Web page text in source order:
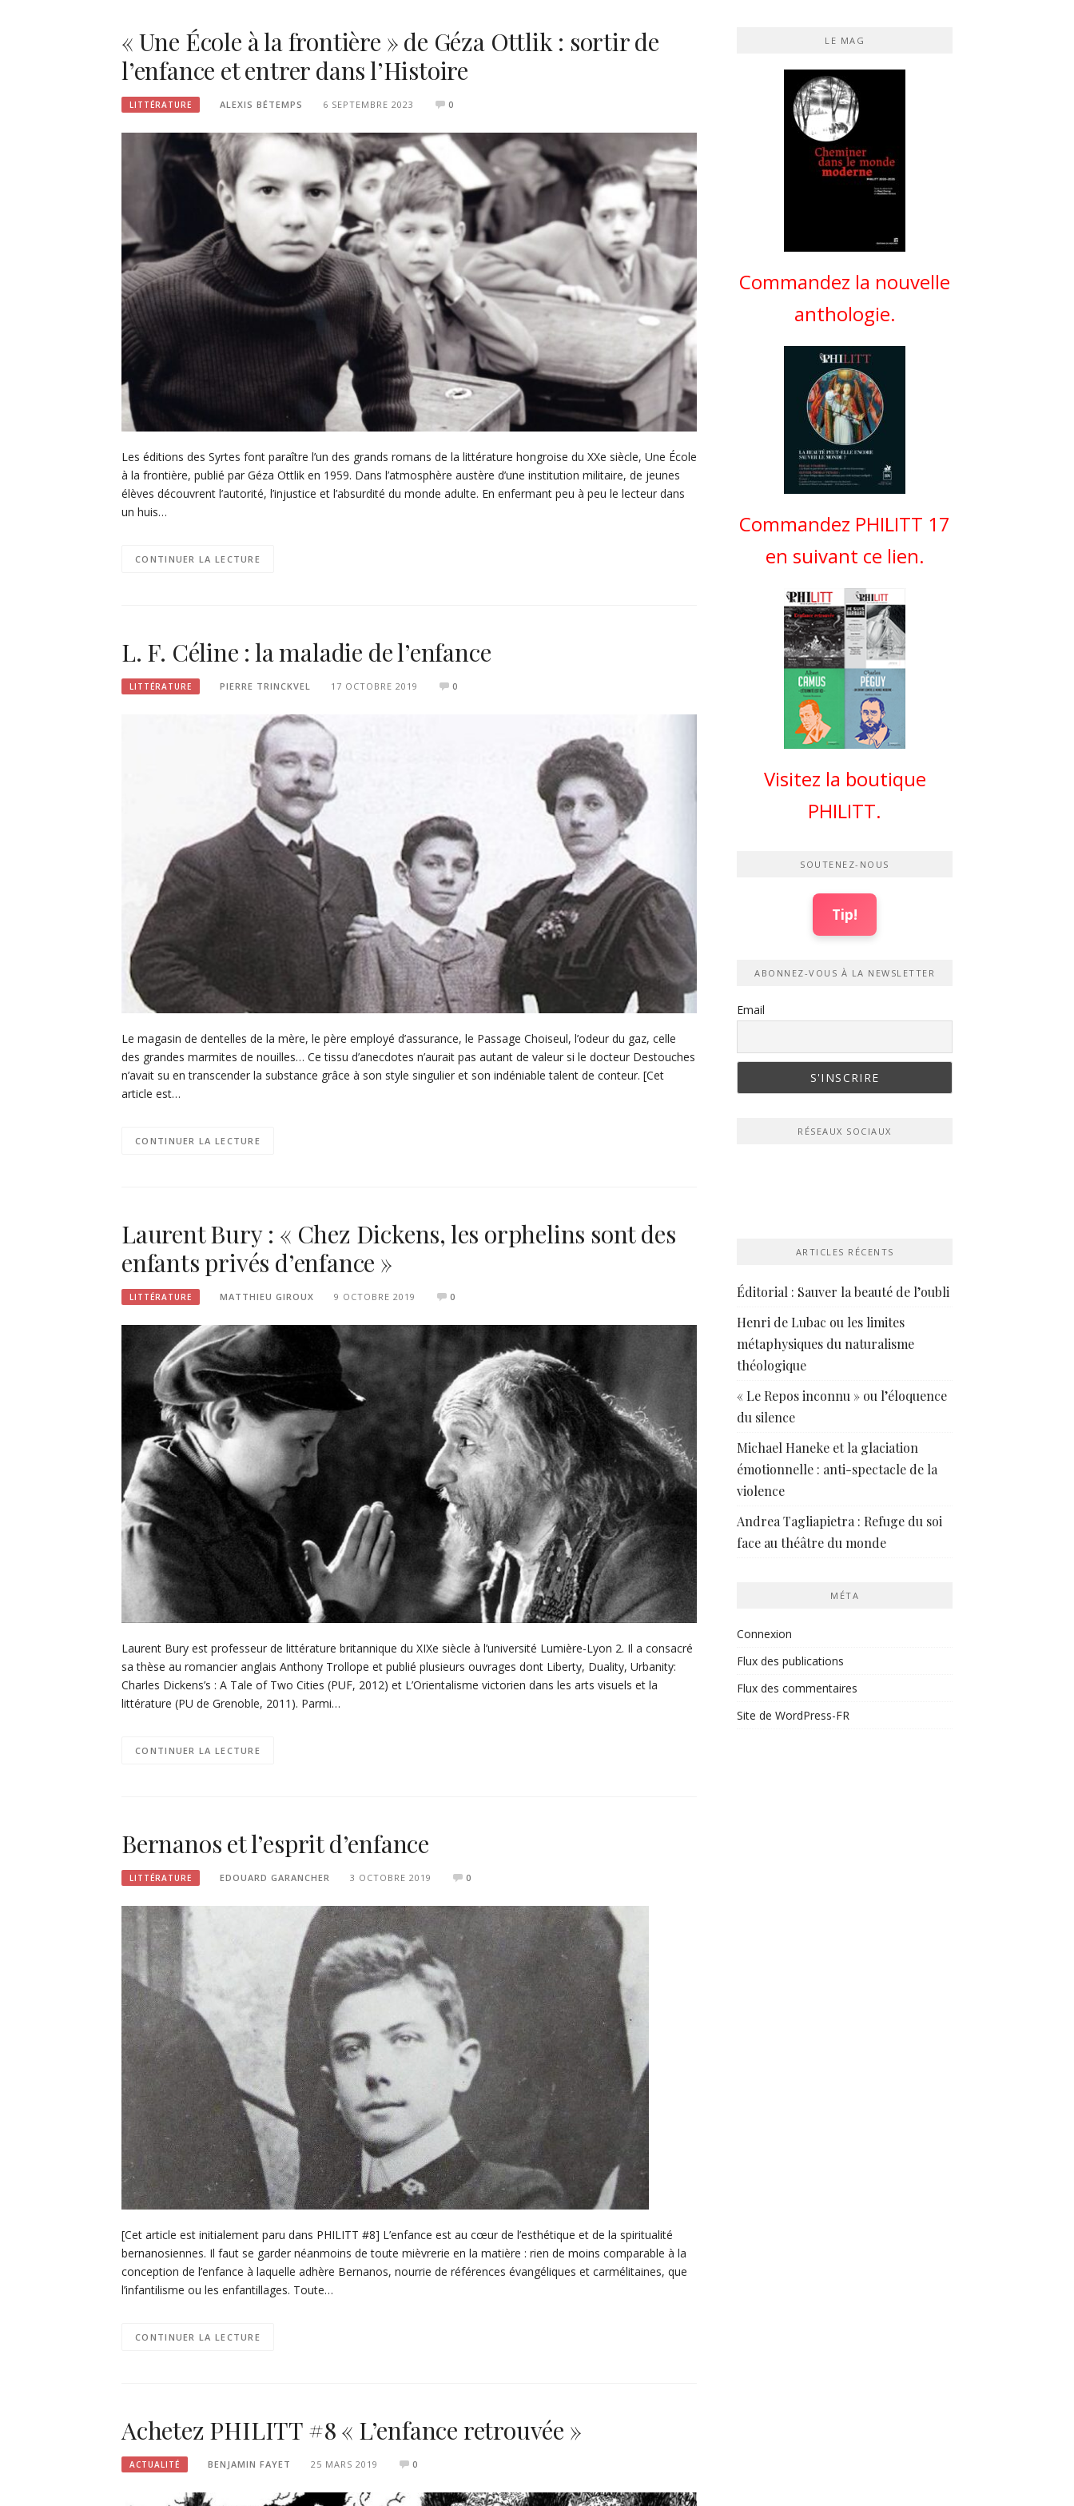
« Une École à la frontière » de Géza Ottlik : sortir de
l’enfance et entrer dans l’Histoire
LITTÉRATURE ALEXIS BÉTEMPS 6 SEPTEMBRE 2023 0
Les éditions des Syrtes font paraître l’un des grands romans de la littérature hongroise du XXe siècle, Une École
à la frontière, publié par Géza Ottlik en 1959. Dans l’atmosphère austère d’une institution militaire, de jeunes
élèves découvrent l’autorité, l’injustice et l’absurdité du monde adulte. En enfermant peu à peu le lecteur dans
un huis…
CONTINUER LA LECTURE
L. F. Céline : la maladie de l’enfance
LITTÉRATURE PIERRE TRINCKVEL 17 OCTOBRE 2019 0
Le magasin de dentelles de la mère, le père employé d’assurance, le Passage Choiseul, l’odeur du gaz, celle
des grandes marmites de nouilles… Ce tissu d’anecdotes n’aurait pas autant de valeur si le docteur Destouches
n’avait su en transcender la substance grâce à son style singulier et son indéniable talent de conteur. [Cet
article est…
CONTINUER LA LECTURE
Laurent Bury : « Chez Dickens, les orphelins sont des
enfants privés d’enfance »
LITTÉRATURE MATTHIEU GIROUX 9 OCTOBRE 2019 0
Laurent Bury est professeur de littérature britannique du XIXe siècle à l’université Lumière-Lyon 2. Il a consacré
sa thèse au romancier anglais Anthony Trollope et publié plusieurs ouvrages dont Liberty, Duality, Urbanity:
Charles Dickens’s : A Tale of Two Cities (PUF, 2012) et L’Orientalisme victorien dans les arts visuels et la
littérature (PU de Grenoble, 2011). Parmi…
CONTINUER LA LECTURE
Bernanos et l’esprit d’enfance
LITTÉRATURE EDOUARD GARANCHER 3 OCTOBRE 2019 0
[Cet article est initialement paru dans PHILITT #8] L’enfance est au cœur de l’esthétique et de la spiritualité
bernanosiennes. Il faut se garder néanmoins de toute mièvrerie en la matière : rien de moins comparable à la
conception de l’enfance à laquelle adhère Bernanos, nourrie de références évangéliques et carmélitaines, que
l’infantilisme ou les enfantillages. Toute…
CONTINUER LA LECTURE
Achetez PHILITT #8 « L’enfance retrouvée »
ACTUALITÉ BENJAMIN FAYET 25 MARS 2019 0
LE MAG
Commandez la nouvelle
anthologie.
Commandez PHILITT 17
en suivant ce lien.
Visitez la boutique
PHILITT.
SOUTENEZ-NOUS
Tip!
ABONNEZ-VOUS À LA NEWSLETTER
Email
RÉSEAUX SOCIAUX
ARTICLES RÉCENTS
Éditorial : Sauver la beauté de l’oubli
Henri de Lubac ou les limites
métaphysiques du naturalisme
théologique
« Le Repos inconnu » ou l’éloquence
du silence
Michael Haneke et la glaciation
émotionnelle : anti-spectacle de la
violence
Andrea Tagliapietra : Refuge du soi
face au théâtre du monde
MÉTA
Connexion
Flux des publications
Flux des commentaires
Site de WordPress-FR